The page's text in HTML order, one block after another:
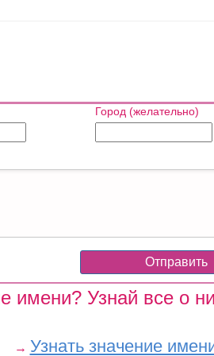
Город (желательно)
имени? Узнай все о
→ Узнать значение